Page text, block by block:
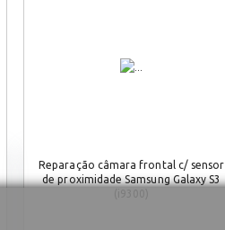
Reparação câmara frontal c/ sensor
de proximidade Samsung Galaxy S3